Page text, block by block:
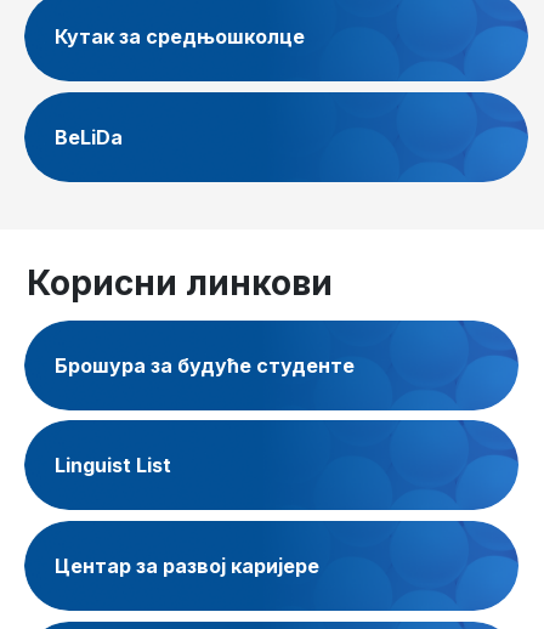
Кутак за средњошколце
BeLiDa
Корисни линкови
Брошура за будуће студенте
Linguist List
Центар за развој каријере